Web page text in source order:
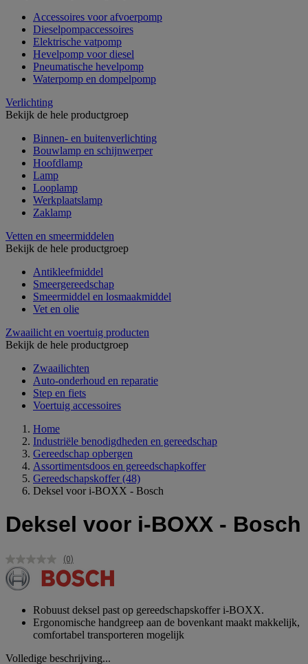
Accessoires voor afvoerpomp
Dieselpompaccessoires
Elektrische vatpomp
Hevelpomp voor diesel
Pneumatische hevelpomp
Waterpomp en dompelpomp
Verlichting
Bekijk de hele productgroep
Binnen- en buitenverlichting
Bouwlamp en schijnwerper
Hoofdlamp
Lamp
Looplamp
Werkplaatslamp
Zaklamp
Vetten en smeermiddelen
Bekijk de hele productgroep
Antikleefmiddel
Smeergereedschap
Smeermiddel en losmaakmiddel
Vet en olie
Zwaailicht en voertuig producten
Bekijk de hele productgroep
Zwaailichten
Auto-onderhoud en reparatie
Step en fiets
Voertuig accessoires
Home
Industriële benodigdheden en gereedschap
Gereedschap opbergen
Assortimentsdoos en gereedschapkoffer
Gereedschapskoffer (48)
Deksel voor i-BOXX - Bosch
Deksel voor i-BOXX - Bosch
Geen
scorewaarde.
Dezelfde
(0)
Robuust deksel past op gereedschapskoffer i-BOXX.
Ergonomische handgreep aan de bovenkant maakt makkelijk,
comfortabel transporteren mogelijk
Volledige beschrijving...